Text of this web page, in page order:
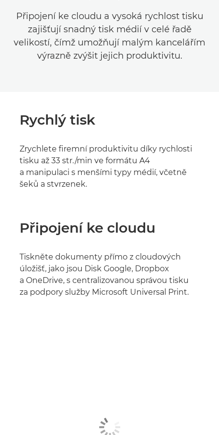
Připojení ke cloudu a vysoká rychlost tisku
zajišťují snadný tisk médií v celé řadě
velikostí, čímž umožňují malým kancelářím
výrazně zvýšit jejich produktivitu.
Rychlý tisk
Zrychlete firemní produktivitu díky rychlosti
tisku až 33 str./min ve formátu A4
a manipulaci s menšími typy médií, včetně
šeků a stvrzenek.
Připojení ke cloudu
Tiskněte dokumenty přímo z cloudových
úložišť, jako jsou Disk Google, Dropbox
a OneDrive, s centralizovanou správou tisku
za podpory služby Microsoft Universal Print.